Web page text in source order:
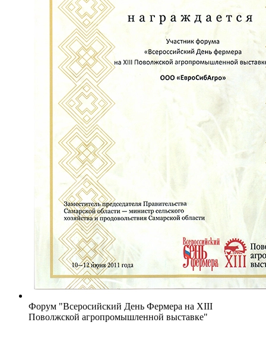
Форум "Всеросийский День Фермера на XIII
Поволжской агропромышленной выставке"